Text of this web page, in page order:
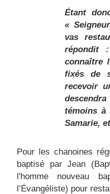
Étant
«
vas
répondit
connaître
fixés de
recevoir
témoins à
Samarie,
Pour les chanoines
baptisé par Jean
l'homme nouveau
l’Évangéliste) pour